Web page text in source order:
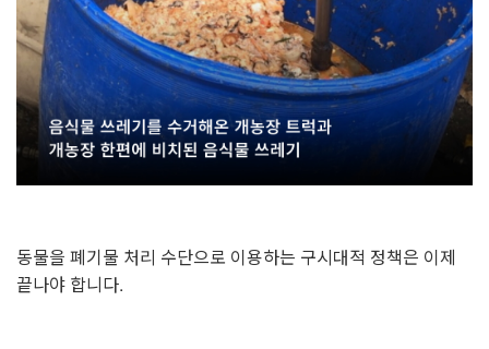
동물을 폐기물 처리 수단으로 이용하는 구시대적 정책은 이제
끝나야 합니다.